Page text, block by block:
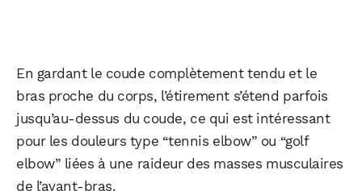
En gardant le coude complètement tendu et le
bras proche du corps, l’étirement s’étend parfois
jusqu’au-dessus du coude, ce qui est intéressant
pour les douleurs type “tennis elbow” ou “golf
elbow” liées à une raideur des masses musculaires
de l’avant-bras.